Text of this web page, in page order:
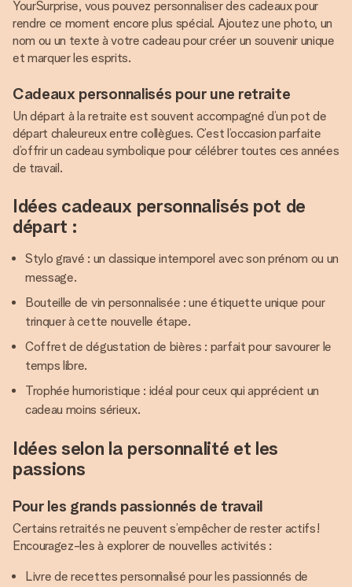
YourSurprise, vous pouvez personnaliser des cadeaux pour
rendre ce moment encore plus spécial. Ajoutez une photo, un
nom ou un texte à votre cadeau pour créer un souvenir unique
et marquer les esprits.
Cadeaux personnalisés pour une retraite
Un départ à la retraite est souvent accompagné d’un pot de
départ chaleureux entre collègues. C’est l’occasion parfaite
d’offrir un cadeau symbolique pour célébrer toutes ces années
de travail.
Idées cadeaux personnalisés pot de
départ :
Stylo gravé : un classique intemporel avec son prénom ou un
message.
Bouteille de vin personnalisée : une étiquette unique pour
trinquer à cette nouvelle étape.
Coffret de dégustation de bières : parfait pour savourer le
temps libre.
Trophée humoristique : idéal pour ceux qui apprécient un
cadeau moins sérieux.
Idées selon la personnalité et les
passions
Pour les grands passionnés de travail
Certains retraités ne peuvent s’empêcher de rester actifs !
Encouragez-les à explorer de nouvelles activités :
Livre de recettes personnalisé pour les passionnés de